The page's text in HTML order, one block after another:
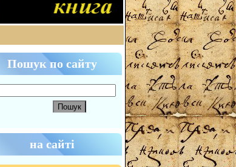
Пошук по сайту
на сайті